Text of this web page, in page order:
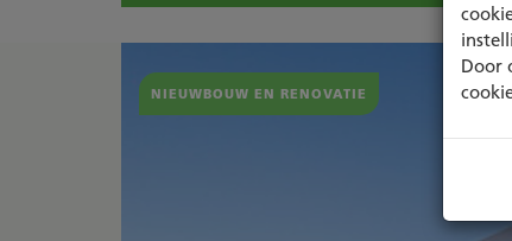
NIEUWBOUW EN RENOVATIE
Door